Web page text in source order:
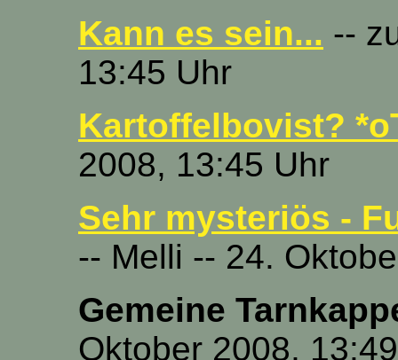
Kann es sein... --
13:45 Uhr
Kartoffelbovist?
2008, 13:45 Uhr
Sehr mysteriös -
-- Melli -- 24.
Gemeine
Oktober 2008,